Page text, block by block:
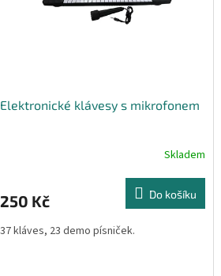
Elektronické klávesy s mikrofonem
Skladem
250 Kč Do košíku
37 kláves, 23 demo písniček.